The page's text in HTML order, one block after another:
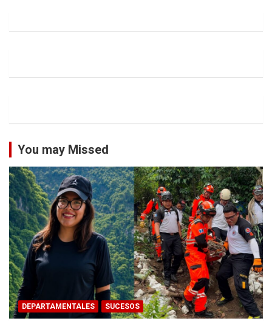
You may Missed
DEPARTAMENTALES SUCESOS